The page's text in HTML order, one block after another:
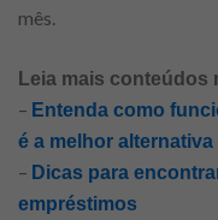
mês.
Leia mais conteúdos
– Entenda como
é a melhor alternativa
– Dicas para
empréstimos